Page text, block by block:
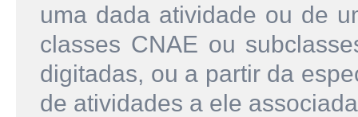
uma dada atividade ou de
classes CNAE ou
digitadas, ou a partir da
de atividades a ele